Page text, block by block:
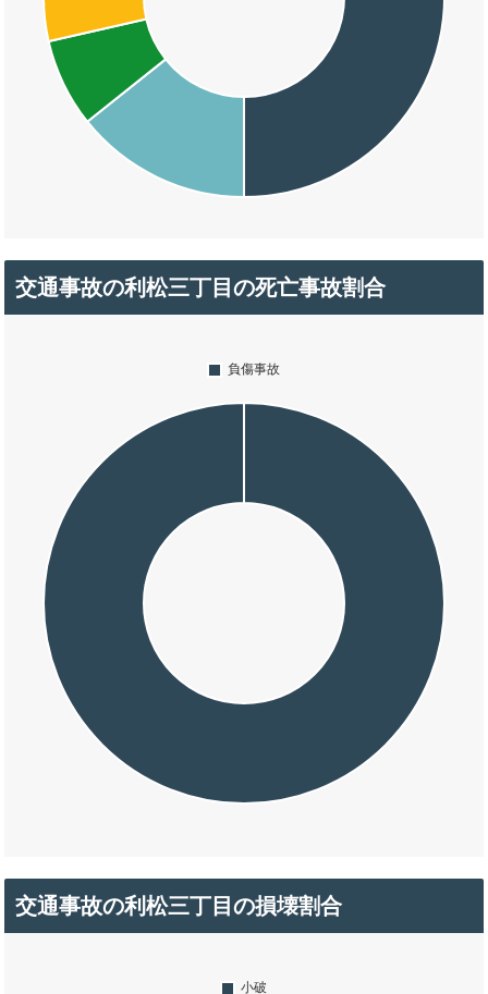
交通事故の利松三丁目の死亡事故割合
交通事故の利松三丁目の損壊割合